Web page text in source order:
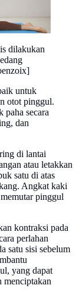
dilakukan
untuk
otot pinggul.
paha secara
dan
di lantai
atau letakkan
satu di atas
Angkat kaki
pinggul
kontraksi pada
perlahan
satu sisi sebelum
yang dapat
menciptakan